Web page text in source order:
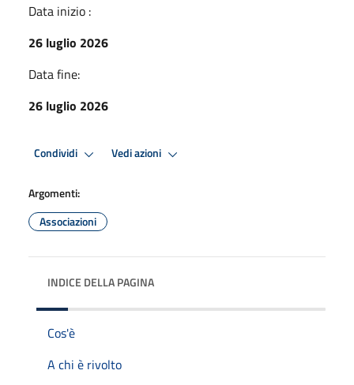
Data inizio :
26 luglio 2026
Data fine:
26 luglio 2026
Condividi Vedi azioni
Argomenti:
Associazioni
INDICE DELLA PAGINA
Cos'è
A chi è rivolto